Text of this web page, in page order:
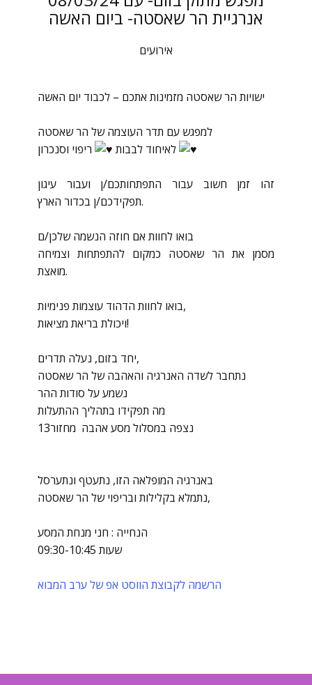
אנרגיית הר שאסטה- ביום האשה
אירועים
למפגש עם תדר העוצמה של הר שאסטה
לאיחוד לבבות
זהו זמן חשוב עבור התפתחותכם/ן ועבור עיגון
תפקידכם/ן בכדור הארץ.
בואו לחוות אם חוזה הנשמה שלכן/ם
מסמן את הר שאסטה כמקום להתפתחות וצמיחה
מואצת.
בואו לחוות הדהוד עוצמות פנימיות,
ויכולת בריאת מציאות!
יחד בזום, נעלה תדרים,
נתחבר לשדה האנרגיה והאהבה של הר שאסטה
נשמע על סודות ההר
מה תפקידו בתהליך ההתעלות
באנרגיה המופלאה הזו, נתעטף ונתערסל
נתמלא בקלילות ובריפוי של הר שאסטה,
הנחייה : חני מנחת המסע
שעות 09:30-10:45
הרשמה לקבוצת הווסט אפ של ערב המבוא